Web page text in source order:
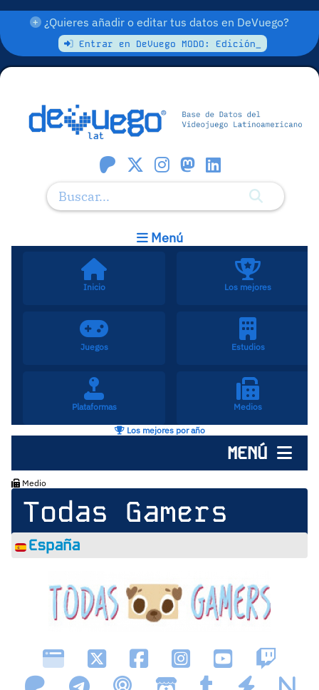
¿Quieres añadir o editar tus datos en DeVuego?
Entrar en DeVuego MODO: Edición_
Menú
Inicio Los mejores
Juegos Estudios
Plataformas Medios
Los mejores por año
MENÚ
Medio
Todas Gamers
España